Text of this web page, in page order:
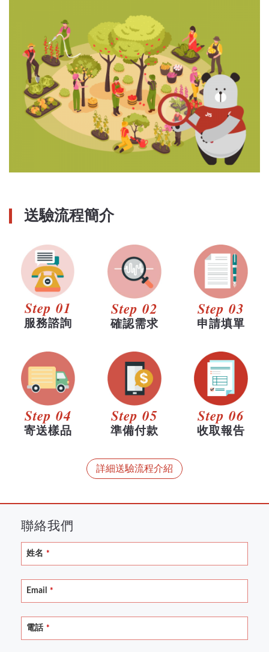
送驗流程簡介
Step 01
服務諮詢
Step 02
確認需求
Step 03
申請填單
Step 04
寄送樣品
Step 05
準備付款
Step 06
收取報告
詳細送驗流程介紹
聯絡我們
姓名 *
Email *
電話 *